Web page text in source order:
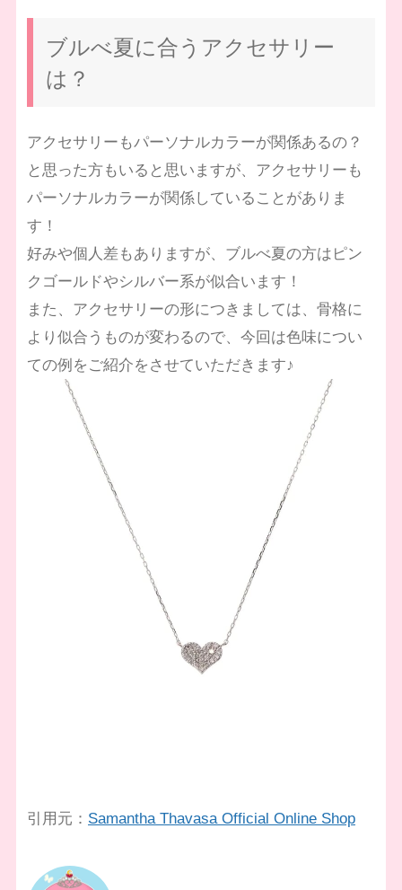
ブルべ夏に合うアクセサリー
は？
アクセサリーもパーソナルカラーが関係あるの？
と思った方もいると思いますが、アクセサリーも
パーソナルカラーが関係していることがありま
す！
好みや個人差もありますが、ブルべ夏の方はピン
クゴールドやシルバー系が似合います！
また、アクセサリーの形につきましては、骨格に
より似合うものが変わるので、今回は色味につい
ての例をご紹介をさせていただきます♪
引用元： Samantha Thavasa Official Online Shop